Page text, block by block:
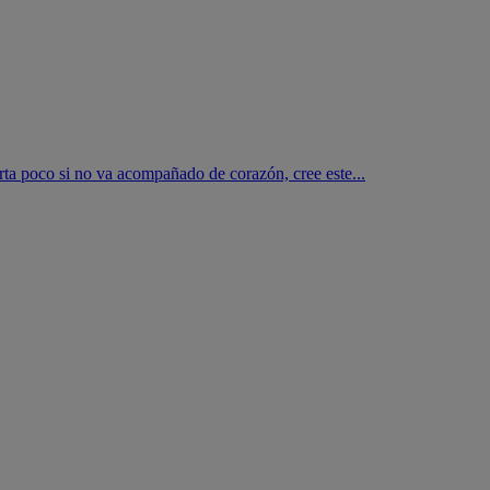
poco si no va acompañado de corazón, cree este...